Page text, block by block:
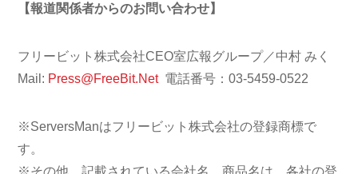
【報道関係者からのお問い合わせ】
フリービット株式会社CEO室広報グループ／中村 みく
Mail: Press@FreeBit.Net電話番号：03-5459-0522
※ServersManはフリービット株式会社の登録商標で
す。
※その他、記載されている会社名、商品名は、各社の登